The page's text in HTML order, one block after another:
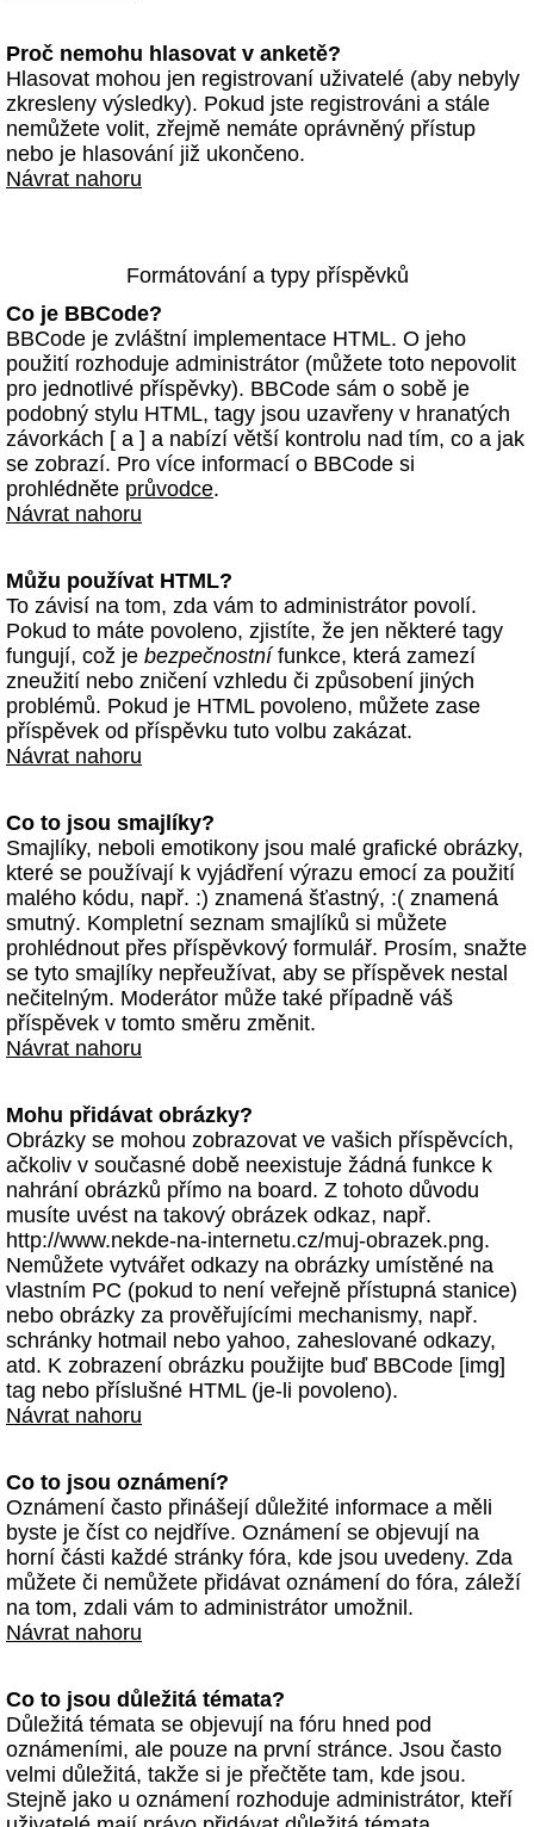
Proč nemohu hlasovat v anketě?
Hlasovat mohou jen registrovaní uživatelé (aby nebyly
zkresleny výsledky). Pokud jste registrováni a stále
nemůžete volit, zřejmě nemáte oprávněný přístup
nebo je hlasování již ukončeno.
Návrat nahoru
Formátování a typy příspěvků
Co je BBCode?
BBCode je zvláštní implementace HTML. O jeho
použití rozhoduje administrátor (můžete toto nepovolit
pro jednotlivé příspěvky). BBCode sám o sobě je
podobný stylu HTML, tagy jsou uzavřeny v hranatých
závorkách [ a ] a nabízí větší kontrolu nad tím, co a jak
se zobrazí. Pro více informací o BBCode si
prohlédněte průvodce.
Návrat nahoru
Můžu používat HTML?
To závisí na tom, zda vám to administrátor povolí.
Pokud to máte povoleno, zjistíte, že jen některé tagy
fungují, což je bezpečnostnífunkce, která zamezí
zneužití nebo zničení vzhledu či způsobení jiných
problémů. Pokud je HTML povoleno, můžete zase
příspěvek od příspěvku tuto volbu zakázat.
Návrat nahoru
Co to jsou smajlíky?
Smajlíky, neboli emotikony jsou malé grafické obrázky,
které se používají k vyjádření výrazu emocí za použití
malého kódu, např. :) znamená šťastný, :( znamená
smutný. Kompletní seznam smajlíků si můžete
prohlédnout přes příspěvkový formulář. Prosím, snažte
se tyto smajlíky nepřeužívat, aby se příspěvek nestal
nečitelným. Moderátor může také případně váš
příspěvek v tomto směru změnit.
Návrat nahoru
Mohu přidávat obrázky?
Obrázky se mohou zobrazovat ve vašich příspěvcích,
ačkoliv v současné době neexistuje žádná funkce k
nahrání obrázků přímo na board. Z tohoto důvodu
musíte uvést na takový obrázek odkaz, např.
http://www.nekde-na-internetu.cz/muj-obrazek.png.
Nemůžete vytvářet odkazy na obrázky umístěné na
vlastním PC (pokud to není veřejně přístupná stanice)
nebo obrázky za prověřujícími mechanismy, např.
schránky hotmail nebo yahoo, zaheslované odkazy,
atd. K zobrazení obrázku použijte buď BBCode [img]
tag nebo příslušné HTML (je-li povoleno).
Návrat nahoru
Co to jsou oznámení?
Oznámení často přinášejí důležité informace a měli
byste je číst co nejdříve. Oznámení se objevují na
horní části každé stránky fóra, kde jsou uvedeny. Zda
můžete či nemůžete přidávat oznámení do fóra, záleží
na tom, zdali vám to administrátor umožnil.
Návrat nahoru
Co to jsou důležitá témata?
Důležitá témata se objevují na fóru hned pod
oznámeními, ale pouze na první stránce. Jsou často
velmi důležitá, takže si je přečtěte tam, kde jsou.
Stejně jako u oznámení rozhoduje administrátor, kteří